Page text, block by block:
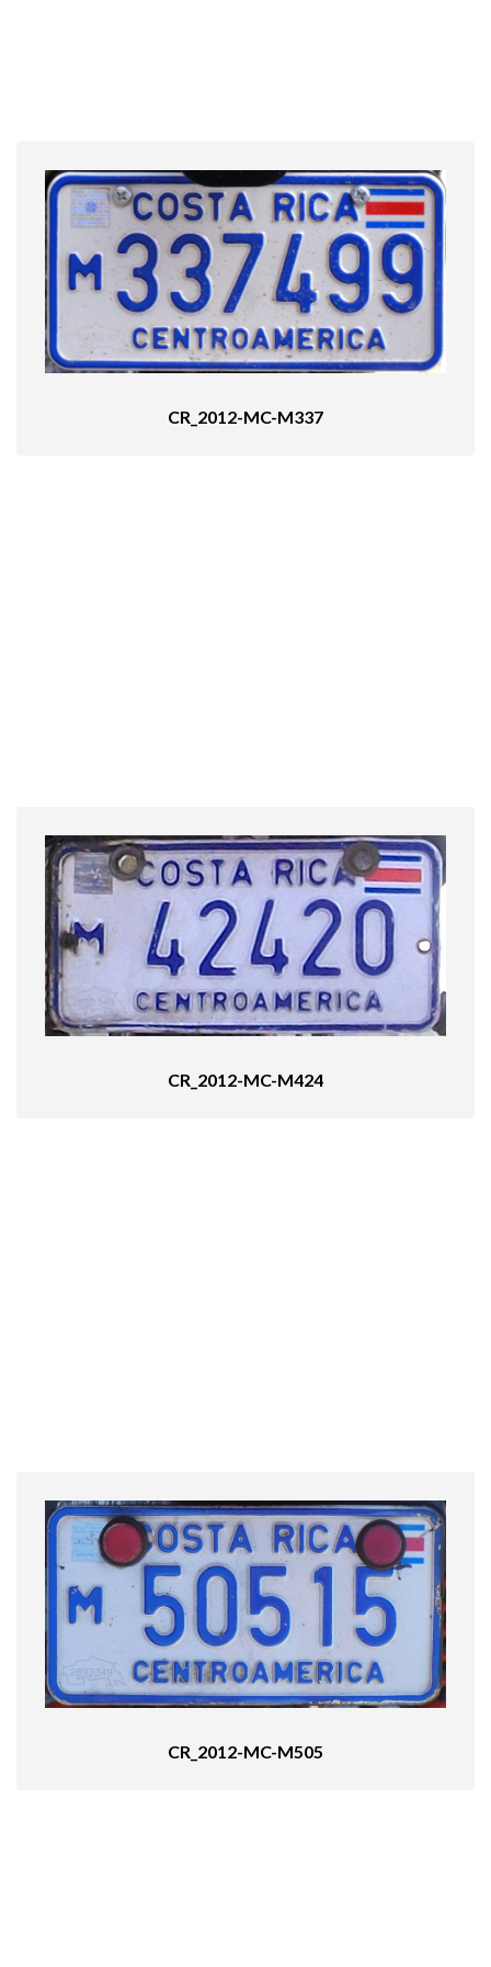
CR_2012-MC-M337
CR_2012-MC-M424
CR_2012-MC-M505